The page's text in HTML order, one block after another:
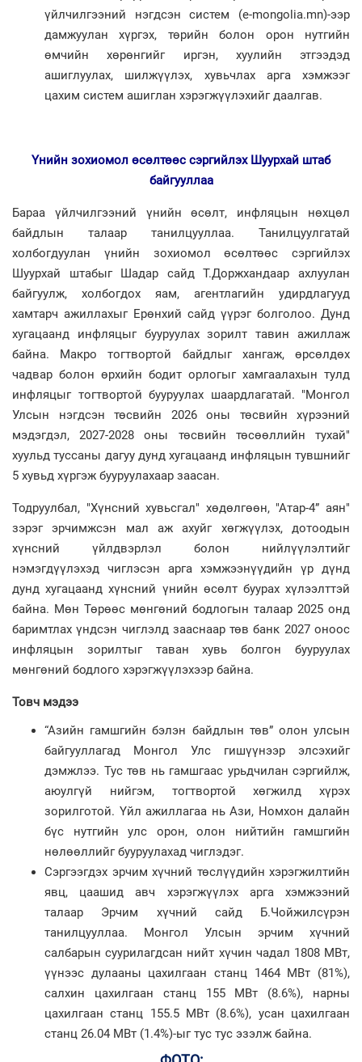
үйлчилгээний нэгдсэн систем (e-mongolia.mn)-ээр
дамжуулан хүргэх, төрийн болон орон нутгийн
өмчийн хөрөнгийг иргэн, хуулийн этгээдэд
ашиглуулах, шилжүүлэх, хувьчлах арга хэмжээг
цахим систем ашиглан хэрэгжүүлэхийг даалгав.
Үнийн зохиомол өсөлтөөс сэргийлэх Шуурхай штаб
байгууллаа
Бараа үйлчилгээний үнийн өсөлт, инфляцын нөхцөл
байдлын талаар танилцууллаа. Танилцуулгатай
холбогдуулан үнийн зохиомол өсөлтөөс сэргийлэх
Шуурхай штабыг Шадар сайд Т.Доржхандаар ахлуулан
байгуулж, холбогдох яам, агентлагийн удирдлагууд
хамтарч ажиллахыг Ерөнхий сайд үүрэг болголоо. Дунд
хугацаанд инфляцыг бууруулах зорилт тавин ажиллаж
байна. Макро тогтвортой байдлыг хангаж, өрсөлдөх
чадвар болон өрхийн бодит орлогыг хамгаалахын тулд
инфляцыг тогтвортой бууруулах шаардлагатай. "Монгол
Улсын нэгдсэн төсвийн 2026 оны төсвийн хүрээний
мэдэгдэл, 2027-2028 оны төсвийн төсөөллийн тухай"
хуульд туссаны дагуу дунд хугацаанд инфляцын тувшнийг
5 хувьд хүргэж бууруулахаар заасан.
Тодруулбал, "Хүнсний хувьсгал" хөдөлгөөн, "Атар-4” аян"
зэрэг эрчимжсэн мал аж ахуйг хөгжүүлэх, дотоодын
хүнсний үйлдвэрлэл болон нийлүүлэлтийг
нэмэгдүүлэхэд чиглэсэн арга хэмжээнүүдийн үp дүнд
дунд хугацаанд хүнсний үнийн өсөлт буурах хүлээлттэй
байна. Мөн Төрөөс мөнгөний бодлогын талаар 2025 онд
баримтлах үндсэн чиглэлд зааснаар төв банк 2027 оноос
инфляцын зорилтыг таван хувь болгон бууруулах
мөнгөний бодлого хэрэгжүүлэхээр байна.
Товч мэдээ
“Азийн гамшгийн бэлэн байдлын төв” олон улсын
байгууллагад Монгол Улс гишүүнээр элсэхийг
дэмжлээ. Тус төв нь гамшгаас урьдчилан сэргийлж,
аюулгүй нийгэм, тогтвортой хөгжилд хүрэх
зорилготой. Үйл ажиллагаа нь Ази, Номхон далайн
бүс нутгийн улс орон, олон нийтийн гамшгийн
нөлөөллийг бууруулахад чиглэдэг.
Сэргээгдэх эрчим хүчний төслүүдийн хэрэгжилтийн
явц, цаашид авч хэрэгжүүлэх арга хэмжээний
талаар Эрчим хүчний сайд Б.Чойжилсүрэн
танилцууллаа. Монгол Улсын эрчим хүчний
салбарын суурилагдсан нийт хүчин чадал 1808 МВт,
үүнээс дулааны цахилгаан станц 1464 МВт (81%),
салхин цахилгаан станц 155 МВт (8.6%), нарны
цахилгаан станц 155.5 МВт (8.6%), усан цахилгаан
станц 26.04 МВт (1.4%)-ыг тус тус эзэлж байна.